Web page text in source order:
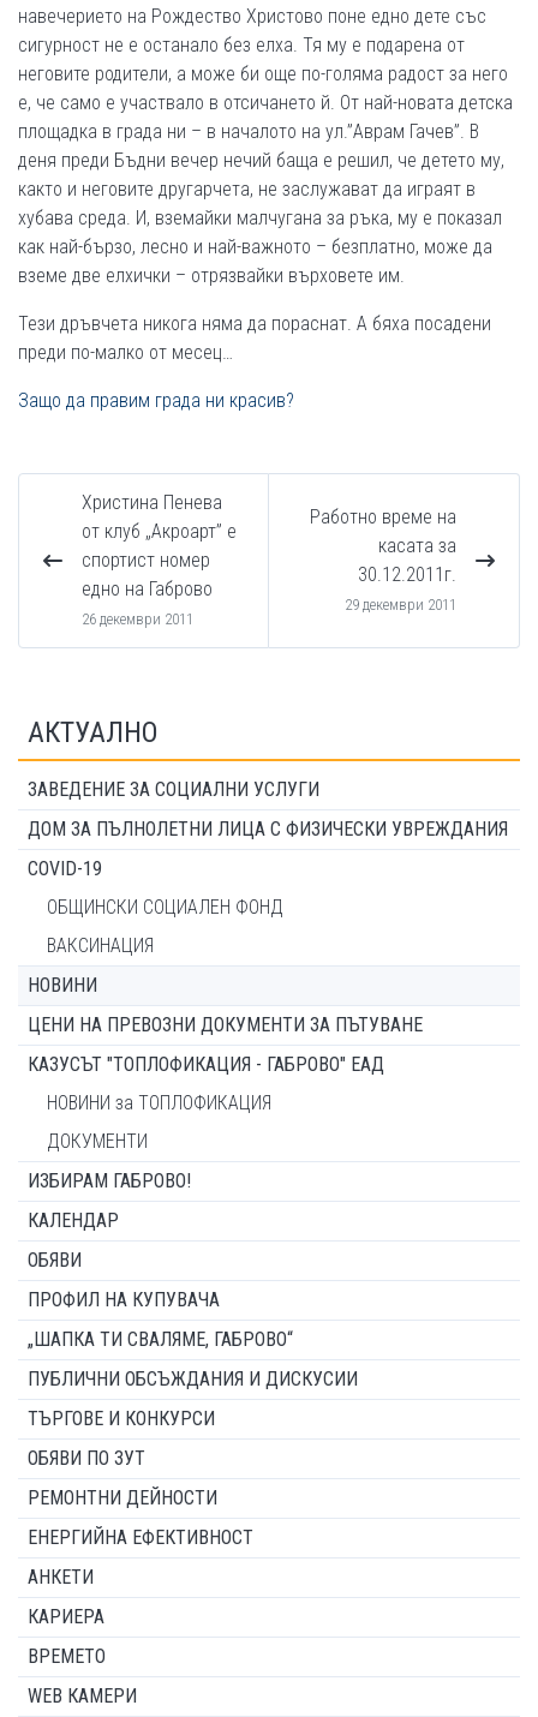
навечерието на Рождество Христово поне едно дете със
сигурност не е останало без елха. Тя му е подарена от
неговите родители, а може би още по-голяма радост за него
е, че само е участвало в отсичането й. От най-новата детска
площадка в града ни – в началото на ул.”Аврам Гачев”. В
деня преди Бъдни вечер нечий баща е решил, че детето му,
както и неговите другарчета, не заслужават да играят в
хубава среда. И, вземайки малчугана за ръка, му е показал
как най-бързо, лесно и най-важното – безплатно, може да
вземе две елхички – отрязвайки върховете им.
Тези дръвчета никога няма да пораснат. А бяха посадени
преди по-малко от месец…
Защо да правим града ни красив?
Христина Пенева
от клуб „Акроарт” е
спортист номер
едно на Габрово
26 декември 2011
Работно време на
касата за
30.12.2011г.
29 декември 2011
АКТУАЛНО
ЗАВЕДЕНИЕ ЗА СОЦИАЛНИ УСЛУГИ
ДОМ ЗА ПЪЛНОЛЕТНИ ЛИЦА С ФИЗИЧЕСКИ УВРЕЖДАНИЯ
COVID-19
ОБЩИНСКИ СОЦИАЛЕН ФОНД
ВАКСИНАЦИЯ
НОВИНИ
ЦЕНИ НА ПРЕВОЗНИ ДОКУМЕНТИ ЗА ПЪТУВАНЕ
КАЗУСЪТ "ТОПЛОФИКАЦИЯ - ГАБРОВО" ЕАД
НОВИНИ за ТОПЛОФИКАЦИЯ
ДОКУМЕНТИ
ИЗБИРАМ ГАБРОВО!
КАЛЕНДАР
ОБЯВИ
ПРОФИЛ НА КУПУВАЧА
„ШАПКА ТИ СВАЛЯМЕ, ГАБРОВО“
ПУБЛИЧНИ ОБСЪЖДАНИЯ И ДИСКУСИИ
ТЪРГОВЕ И КОНКУРСИ
ОБЯВИ ПО ЗУТ
РЕМОНТНИ ДЕЙНОСТИ
ЕНЕРГИЙНА ЕФЕКТИВНОСТ
АНКЕТИ
КАРИЕРА
ВРЕМЕТО
WEB КАМЕРИ